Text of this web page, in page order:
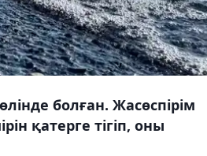
болған. Жасөспірім
қатерге тігіп, оны